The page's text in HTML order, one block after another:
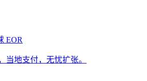
EOR
当地支付，无忧扩张。